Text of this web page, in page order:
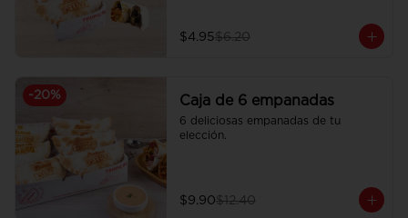
$4.95$6.20
-20% Caja de 6 empanadas
6 deliciosas empanadas de tu
elección.
$9.90$12.40